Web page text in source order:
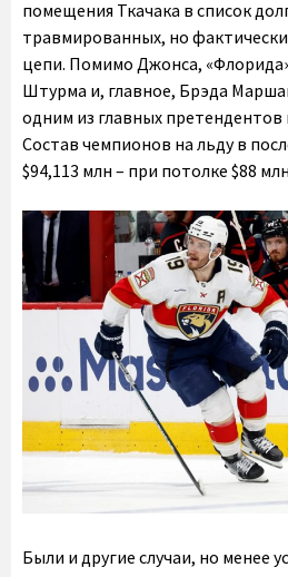
помещения Ткачака в список
травмированных, но
цепи. Помимо Джонса,
Штурма и, главное, Брэда
одним из главных претендентов
Состав чемпионов на льду в
$94,113 млн – при потолке $88
Были и другие случаи, но менее